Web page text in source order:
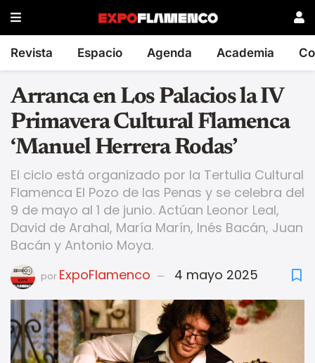
Revista Espacio Agenda Academia
Arranca en Los Palacios la IV
Primavera Cultural Flamenca
‘Manuel Herrera Rodas’
El ciclo está organizado por la Tertulia Cultural
Flamenca El Pozo de las Penas y se celebra del
9 de mayo al 1 de junio. Actúan Leonor Leal,
David de Arahal, María Marín, Inés Bacán, Juan
Bacán y Antonio Moya.
por ExpoFlamenco 4 mayo 2025